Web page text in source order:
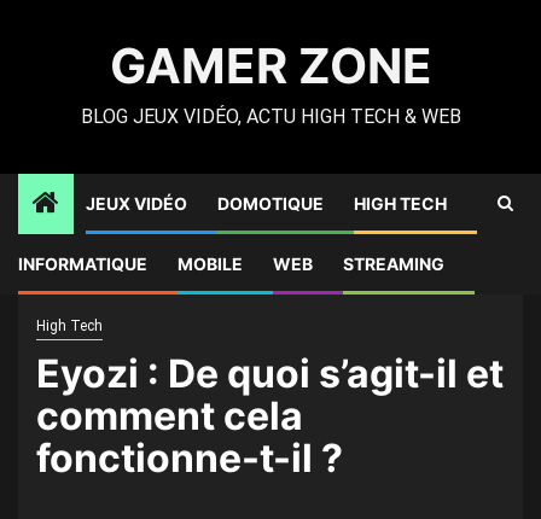
GAMER ZONE
BLOG JEUX VIDÉO, ACTU HIGH TECH & WEB
JEUX VIDÉO DOMOTIQUE HIGH TECH
INFORMATIQUE MOBILE WEB STREAMING
comment cela fonctionne-t-il ?
High Tech
Eyozi : De quoi s’agit-il et
comment cela
fonctionne-t-il ?